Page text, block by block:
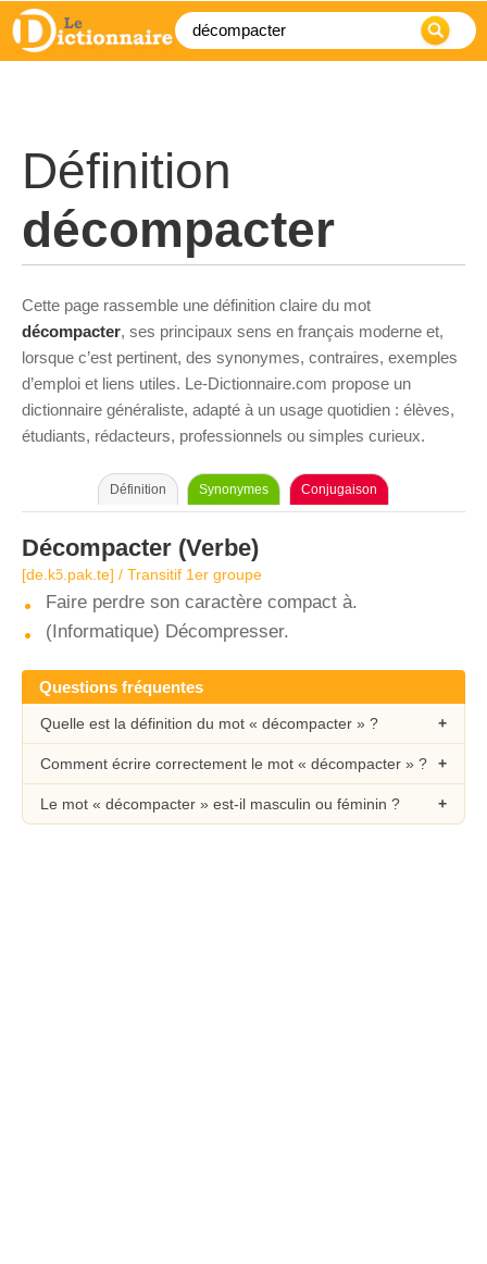
Définition
décompacter
Cette page rassemble une définition claire du mot
décompacter, ses principaux sens en français moderne et,
lorsque c’est pertinent, des synonymes, contraires, exemples
d’emploi et liens utiles. Le-Dictionnaire.com propose un
dictionnaire généraliste, adapté à un usage quotidien : élèves,
étudiants, rédacteurs, professionnels ou simples curieux.
Définition Synonymes Conjugaison
Décompacter (Verbe)
[de.kɔ̃.pak.te] / Transitif 1er groupe
Faire perdre son caractère compact à.
(Informatique) Décompresser.
Questions fréquentes
Quelle est la définition du mot « décompacter » ?
Comment écrire correctement le mot « décompacter » ?
Le mot « décompacter » est-il masculin ou féminin ?